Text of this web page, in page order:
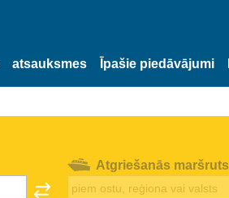
atsauksmes Īpašie piedāvājumi
Atgriešanās maršruts